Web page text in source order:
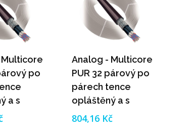
po
a s
Analog - Multicore
PUR 32 párový po
párech tence
opláštěný a s
pleteným
804,16 Kč